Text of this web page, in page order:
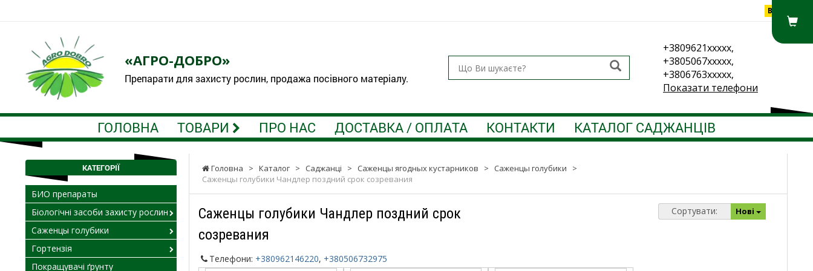
Вхід
«АГРО-ДОБРО»
Препарати для захисту рослин, продажа посівного матеріалу.
+3809621xxxxx,
+3805067xxxxx,
+3806763xxxxx,
Показати телефони
ГОЛОВНА ТОВАРИ ПРО НАС ДОСТАВКА / ОПЛАТА КОНТАКТИ КАТАЛОГ САДЖАНЦІВ
Головна > Каталог > Саджанці > Саженцы ягодных кустарников > Саженцы голубики
>
Саженцы голубики Чандлер поздний срок созревания
Саженцы голубики Чандлер поздний срок
созревания
Сортувати: Нові
Телефони: +380962146220, +380506732975
КАТЕГОРІЇ
БИО препараты
Біологічні засоби захисту рослин
Саженцы голубики
Гортензія
Покращувачі ґрунту